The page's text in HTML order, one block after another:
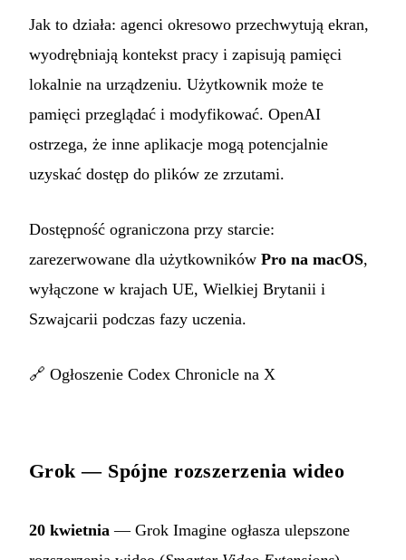
Jak to działa: agenci okresowo przechwytują ekran,
wyodrębniają kontekst pracy i zapisują pamięci
lokalnie na urządzeniu. Użytkownik może te
pamięci przeglądać i modyfikować. OpenAI
ostrzega, że inne aplikacje mogą potencjalnie
uzyskać dostęp do plików ze zrzutami.
Dostępność ograniczona przy starcie:
zarezerwowane dla użytkowników Pro na macOS,
wyłączone w krajach UE, Wielkiej Brytanii i
Szwajcarii podczas fazy uczenia.
🔗 Ogłoszenie Codex Chronicle na X
Grok — Spójne rozszerzenia wideo
20 kwietnia — Grok Imagine ogłasza ulepszone